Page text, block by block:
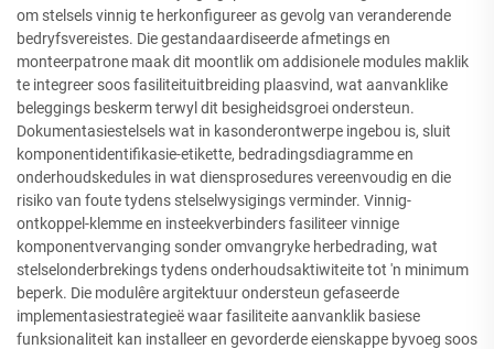
om stelsels vinnig te herkonfigureer as gevolg van veranderende
bedryfsvereistes. Die gestandaardiseerde afmetings en
monteerpatrone maak dit moontlik om addisionele modules maklik
te integreer soos fasiliteituitbreiding plaasvind, wat aanvanklike
beleggings beskerm terwyl dit besigheidsgroei ondersteun.
Dokumentasiestelsels wat in kasonderontwerpe ingebou is, sluit
komponentidentifikasie-etikette, bedradingsdiagramme en
onderhoudskedules in wat diensprosedures vereenvoudig en die
risiko van foute tydens stelselwysigings verminder. Vinnig-
ontkoppel-klemme en insteekverbinders fasiliteer vinnige
komponentvervanging sonder omvangryke herbedrading, wat
stelselonderbrekings tydens onderhoudsaktiwiteite tot 'n minimum
beperk. Die modulêre argitektuur ondersteun gefaseerde
implementasiestrategieë waar fasiliteite aanvanklik basiese
funksionaliteit kan installeer en gevorderde eienskappe byvoeg soos